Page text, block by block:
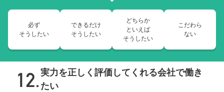
必ず
そうしたい
できるだけ
そうしたい
どちらか
といえば
そうしたい
こだわら
ない
実力を正しく評価してくれる会社で働き
たい